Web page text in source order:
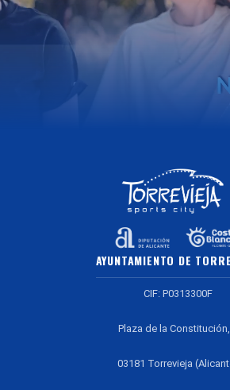
AYUNTAMIENTO DE
CIF: P0313300F
Plaza de la
03181 Torrevieja